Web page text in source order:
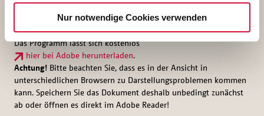
Nur notwendige Cookies verwenden
* Die Antragsformulare liegen als PDF-Dateien vor, die mit dem
Programm „Adobe Reader“ anzeigt und mit den von Ihnen
vorgenommenen Eintragungen abgespeichert werden können.
Das Programm lässt sich kostenlos
hier bei Adobe herunterladen.
Achtung! Bitte beachten Sie, dass es in der Ansicht in
unterschiedlichen Browsern zu Darstellungsproblemen kommen
kann. Speichern Sie das Dokument deshalb unbedingt zunächst
ab oder öffnen es direkt im Adobe Reader!